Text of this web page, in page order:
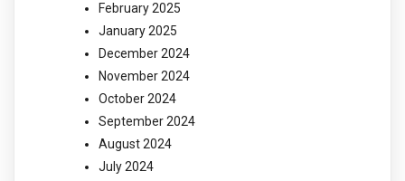
February 2025
January 2025
December 2024
November 2024
October 2024
September 2024
August 2024
July 2024